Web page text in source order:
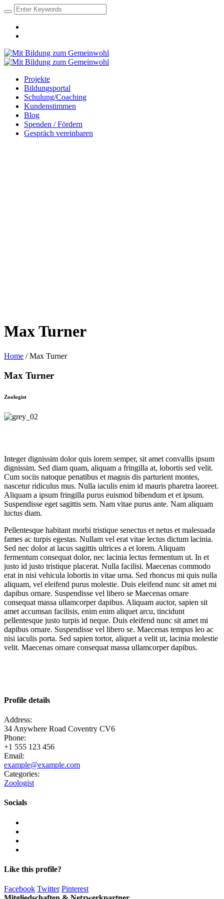
Projekte
Bildungsportal
Schulung/Coaching
Kundenstimmen
Blog
Spenden / Fördern
Gespräch vereinbaren
Max Turner
Home /Max Turner
Max Turner
Zoologist
Integer dignissim dolor quis lorem semper, sit amet convallis ipsum
dignissim. Sed diam quam, aliquam a fringilla at, lobortis sed velit.
Cum sociis natoque penatibus et magnis dis parturient montes,
nascetur ridiculus mus. Nulla iaculis enim id mauris pharetra laoreet.
Aliquam a ipsum fringilla purus euismod bibendum et et ipsum.
Suspendisse eget sagittis sem. Nam vitae purus ante. Nam aliquam
luctus diam.
Pellentesque habitant morbi tristique senectus et netus et malesuada
fames ac turpis egestas. Nullam vel erat vitae lectus dictum lacinia.
Sed nec dolor at lacus sagittis ultrices a et lorem. Aliquam
fermentum consequat dolor, nec lacinia lectus fermentum ut. In et
justo id justo tristique placerat. Nulla facilisi. Maecenas commodo
erat in nisi vehicula lobortis in vitae urna. Sed rhoncus mi quis nulla
aliquam, vel eleifend purus molestie. Duis eleifend nunc sit amet mi
dapibus ornare. Suspendisse vel libero se Maecenas ornare
consequat massa ullamcorper dapibus. Aliquam auctor, sapien sit
amet accumsan facilisis, enim enim aliquet arcu, tincidunt
pellentesque justo turpis id neque. Duis eleifend nunc sit amet mi
dapibus ornare. Suspendisse vel libero se. Maecenas tempus leo ac
nisi iaculis porta. Sed sapien tortor, aliquet a velit ut, lacinia molestie
velit. Maecenas ornare consequat massa ullamcorper dapibus.
Profile details
Address:
34 Anywhere Road Coventry CV6
Phone:
+1 555 123 456
Email:
example@example.com
Categories:
Zoologist
Socials
Like this profile?
Facebook Twitter Pinterest